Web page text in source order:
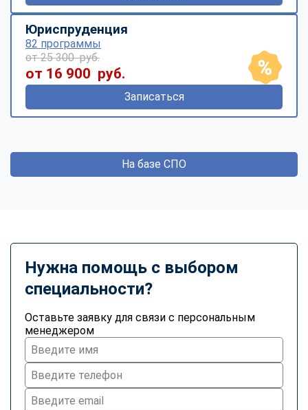
Юриспруденция
82 программы
от 25 300 руб.
от 16 900 руб.
Записаться
На базе СПО
Нужна помощь с выбором
специальности?
Оставьте заявку для связи с персональным
менеджером